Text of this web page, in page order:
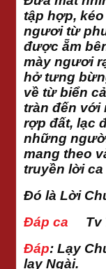
tập hợp,
ngươi từ
được ẵm
mày ngươi
hở tưng
về từ biển
tràn đến với
rợp đất, lạc
những
mang theo
truyền lời
Đó là Lời
Đáp ca
Tv
Đáp: Lạy
lạy Ngài.